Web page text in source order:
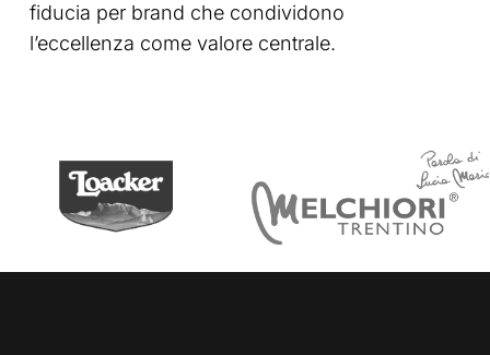
fiducia per brand che condividono
l’eccellenza come valore centrale.